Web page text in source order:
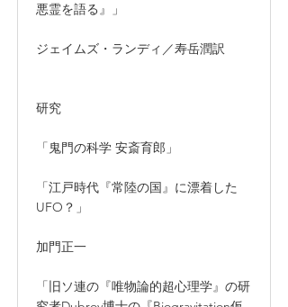
悪霊を語る』」
ジェイムズ・ランディ／寿岳潤訳
研究
「鬼門の科学 安斎育郎」
「江戸時代『常陸の国』に漂着した
UFO？」
加門正一
「旧ソ連の『唯物論的超心理学』の研